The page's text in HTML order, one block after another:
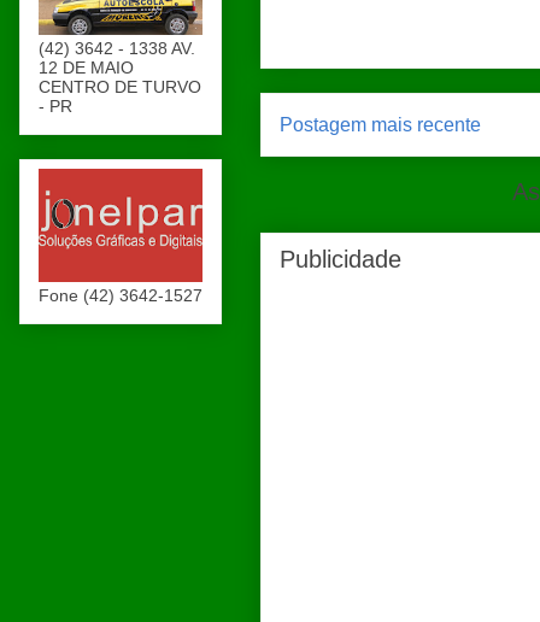
Postagem mais recente
Publicidade
(42) 3642 - 1338 AV.
12 DE MAIO
CENTRO DE TURVO
- PR
Fone (42) 3642-1527